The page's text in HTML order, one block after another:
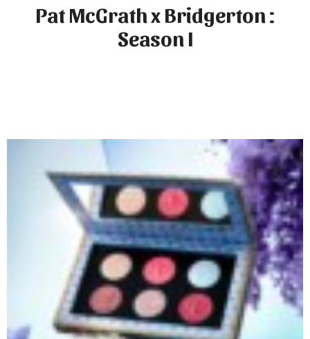
Pat McGrath x Bridgerton:
Season I